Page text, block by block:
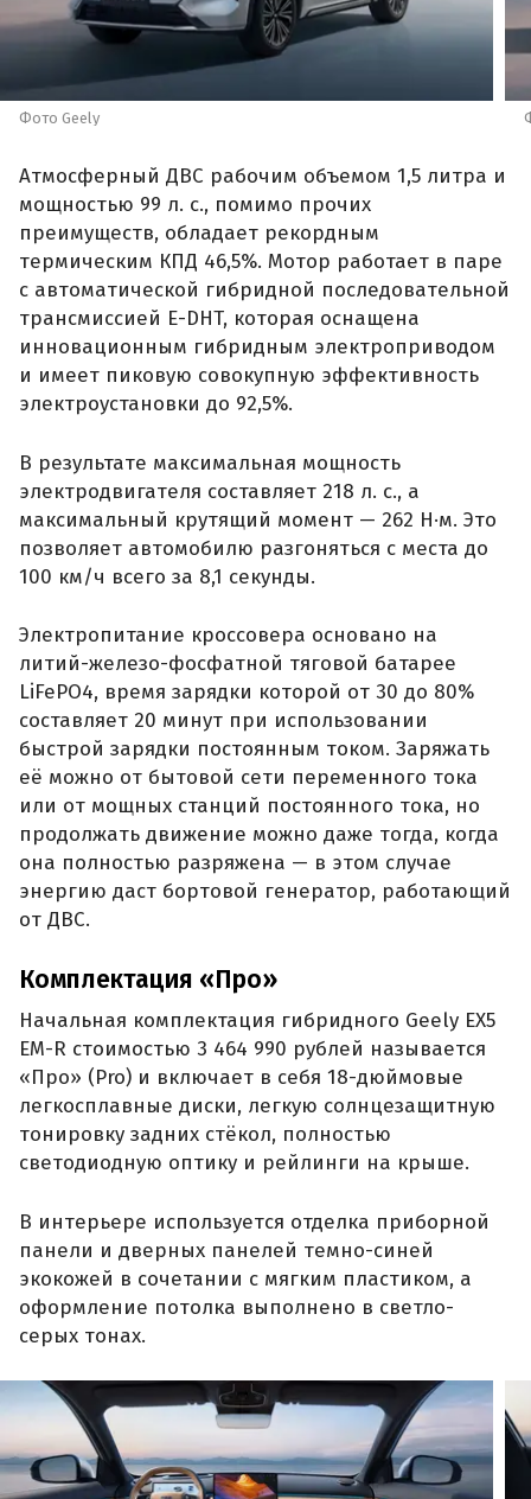
Фото Geely
Атмосферный ДВС рабочим объемом 1,5 литра и
мощностью 99 л. с., помимо прочих
преимуществ, обладает рекордным
термическим КПД 46,5%. Мотор работает в паре
с автоматической гибридной последовательной
трансмиссией E-DHT, которая оснащена
инновационным гибридным электроприводом
и имеет пиковую совокупную эффективность
электроустановки до 92,5%.
В результате максимальная мощность
электродвигателя составляет 218 л. с., а
максимальный крутящий момент — 262 Н·м. Это
позволяет автомобилю разгоняться с места до
100 км/ч всего за 8,1 секунды.
Электропитание кроссовера основано на
литий-железо-фосфатной тяговой батарее
LiFePO4, время зарядки которой от 30 до 80%
составляет 20 минут при использовании
быстрой зарядки постоянным током. Заряжать
её можно от бытовой сети переменного тока
или от мощных станций постоянного тока, но
продолжать движение можно даже тогда, когда
она полностью разряжена — в этом случае
энергию даст бортовой генератор, работающий
от ДВС.
Комплектация «Про»
Начальная комплектация гибридного Geely EX5
EM-R стоимостью 3 464 990 рублей называется
«Про» (Pro) и включает в себя 18-дюймовые
легкосплавные диски, легкую солнцезащитную
тонировку задних стёкол, полностью
светодиодную оптику и рейлинги на крыше.
В интерьере используется отделка приборной
панели и дверных панелей темно-синей
экокожей в сочетании с мягким пластиком, а
оформление потолка выполнено в светло-
серых тонах.